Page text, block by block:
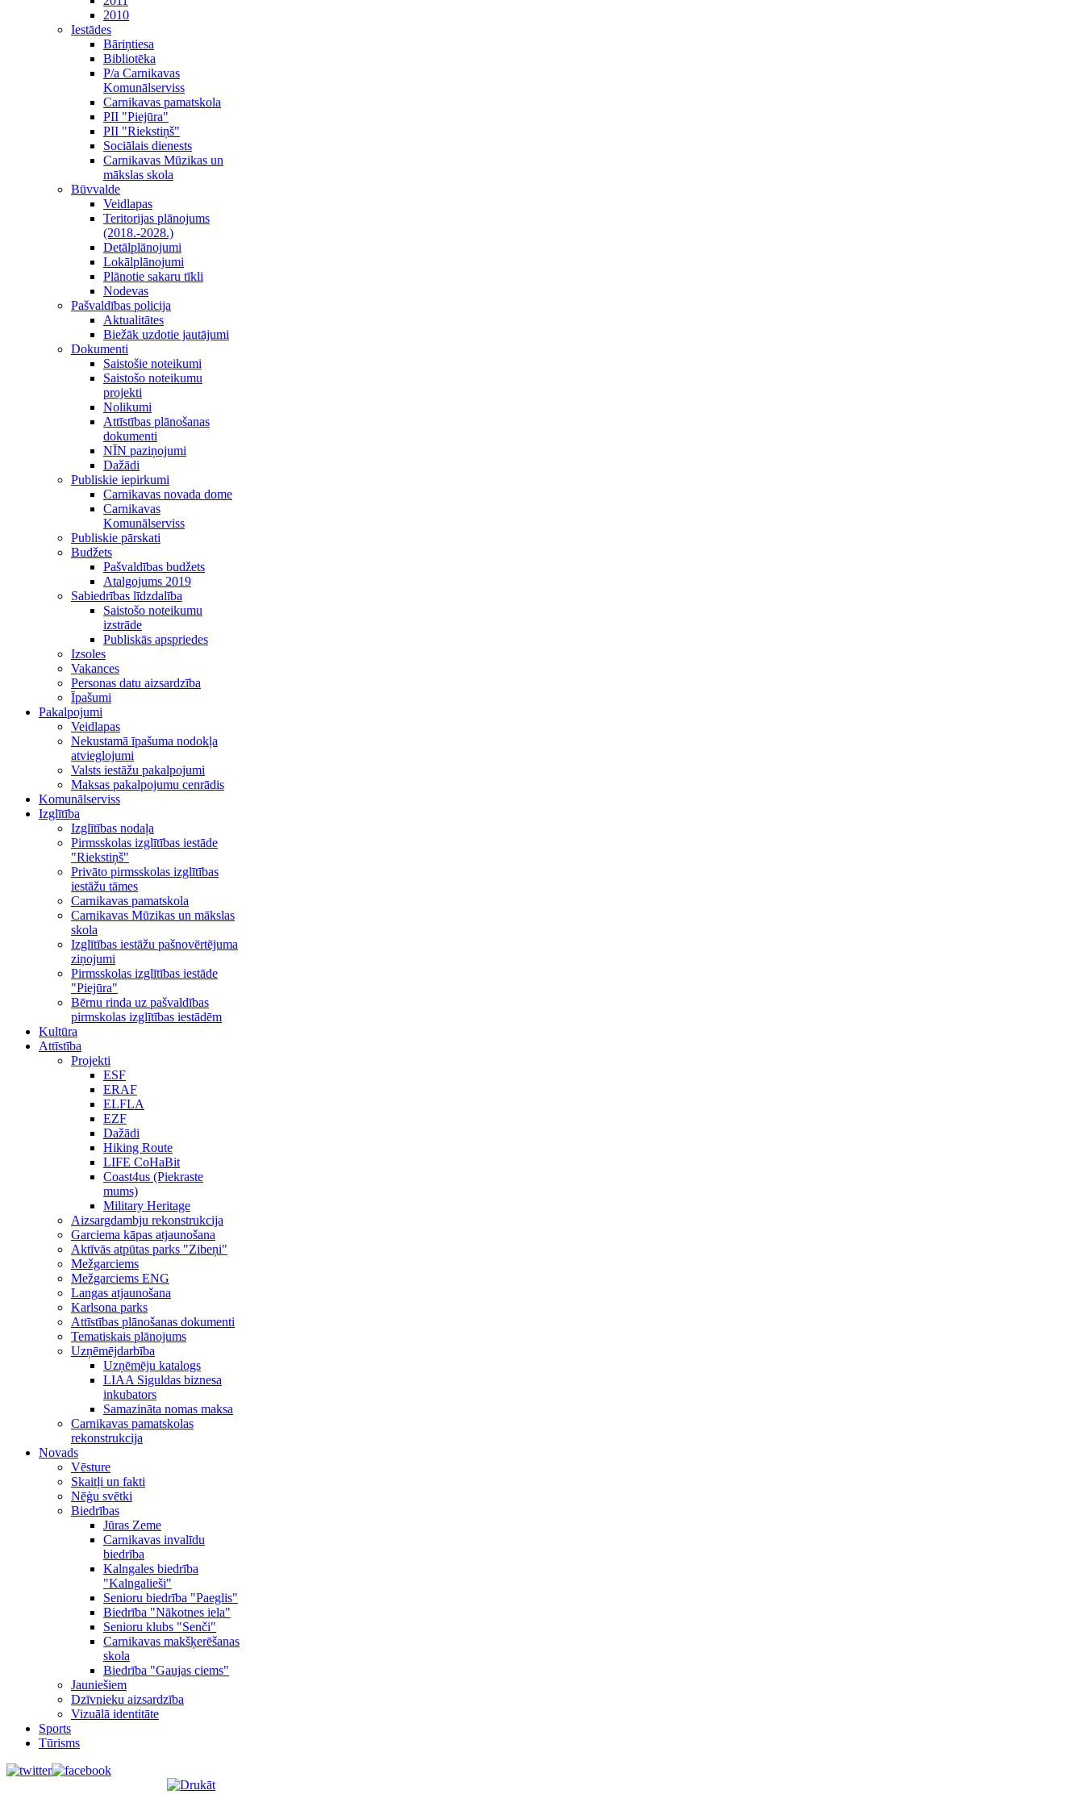
2010
Iestādes
Bāriņtiesa
Bibliotēka
P/a Carnikavas
Komunālserviss
Carnikavas pamatskola
PII "Piejūra"
PII "Riekstiņš"
Sociālais dienests
Carnikavas Mūzikas un
mākslas skola
Būvvalde
Veidlapas
Teritorijas plānojums
(2018.-2028.)
Detālplānojumi
Lokālplānojumi
Plānotie sakaru tīkli
Nodevas
Pašvaldības policija
Aktualitātes
Biežāk uzdotie jautājumi
Dokumenti
Saistošie noteikumi
Saistošo noteikumu
projekti
Nolikumi
Attīstības plānošanas
dokumenti
NĪN paziņojumi
Dažādi
Publiskie iepirkumi
Carnikavas novada dome
Carnikavas
Komunālserviss
Publiskie pārskati
Budžets
Pašvaldības budžets
Atalgojums 2019
Sabiedrības līdzdalība
Saistošo noteikumu
izstrāde
Publiskās apspriedes
Izsoles
Vakances
Personas datu aizsardzība
Īpašumi
Pakalpojumi
Veidlapas
Nekustamā īpašuma nodokļa
atvieglojumi
Valsts iestāžu pakalpojumi
Maksas pakalpojumu cenrādis
Komunālserviss
Izglītība
Izglītības nodaļa
Pirmsskolas izglītības iestāde
"Riekstiņš"
Privāto pirmsskolas izglītības
iestāžu tāmes
Carnikavas pamatskola
Carnikavas Mūzikas un mākslas
skola
Izglītības iestāžu pašnovērtējuma
ziņojumi
Pirmsskolas izglītības iestāde
"Piejūra"
Bērnu rinda uz pašvaldības
pirmskolas izglītības iestādēm
Kultūra
Attīstība
Projekti
ESF
ERAF
ELFLA
EZF
Dažādi
Hiking Route
LIFE CoHaBit
Coast4us (Piekraste
mums)
Military Heritage
Aizsargdambju rekonstrukcija
Garciema kāpas atjaunošana
Aktīvās atpūtas parks "Zibeņi"
Mežgarciems
Mežgarciems ENG
Langas atjaunošana
Karlsona parks
Attīstības plānošanas dokumenti
Tematiskais plānojums
Uzņēmējdarbība
Uzņēmēju katalogs
LIAA Siguldas biznesa
inkubators
Samazināta nomas maksa
Carnikavas pamatskolas
rekonstrukcija
Novads
Vēsture
Skaitļi un fakti
Nēģu svētki
Biedrības
Jūras Zeme
Carnikavas invalīdu
biedrība
Kalngales biedrība
"Kalngalieši"
Senioru biedrība "Paeglis"
Biedrība "Nākotnes iela"
Senioru klubs "Senči"
Carnikavas makšķerēšanas
skola
Biedrība "Gaujas ciems"
Jauniešiem
Dzīvnieku aizsardzība
Vizuālā identitāte
Sports
Tūrisms